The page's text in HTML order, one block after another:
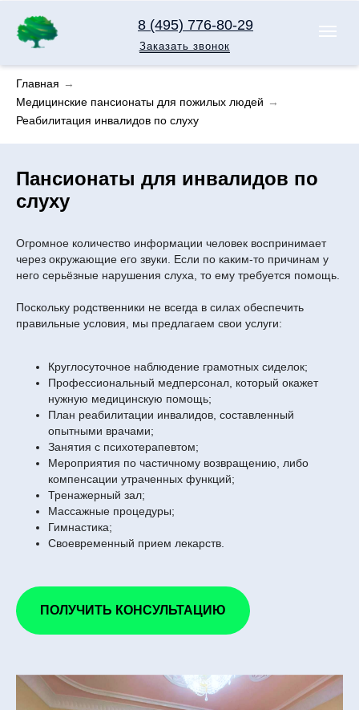
8 (495) 776-80-29
Заказать звонок
Главная →
Медицинские пансионаты для пожилых людей →
Реабилитация инвалидов по слуху
Пансионаты для инвалидов по
слуху
Огромное количество информации человек воспринимает
через окружающие его звуки. Если по каким-то причинам у
него серьёзные нарушения слуха, то ему требуется помощь.
Поскольку родственники не всегда в силах обеспечить
правильные условия, мы предлагаем свои услуги:
Круглосуточное наблюдение грамотных сиделок;
Профессиональный медперсонал, который окажет
нужную медицинскую помощь;
План реабилитации инвалидов, составленный
опытными врачами;
Занятия с психотерапевтом;
Мероприятия по частичному возвращению, либо
компенсации утраченных функций;
Тренажерный зал;
Массажные процедуры;
Гимнастика;
Своевременный прием лекарств.
ПОЛУЧИТЬ КОНСУЛЬТАЦИЮ